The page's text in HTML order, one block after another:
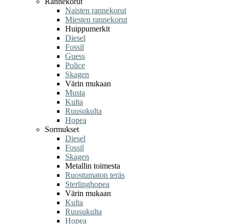
Naisten rannekorut
Miesten rannekorut
Huippumerkit
Diesel
Fossil
Guess
Police
Skagen
Värin mukaan
Musta
Kulta
Ruusukulta
Hopea
Sormukset
Diesel
Fossil
Skagen
Metallin toimesta
Ruostumaton teräs
Sterlinghopea
Värin mukaan
Kulta
Ruusukulta
Hopea